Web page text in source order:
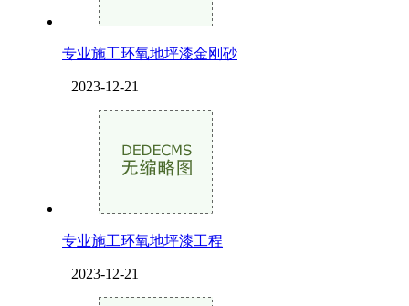
专业施工环氧地坪漆金刚砂
2023-12-21
专业施工环氧地坪漆工程
2023-12-21